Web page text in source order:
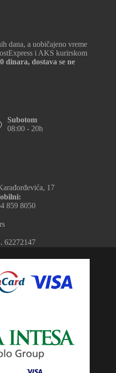
dana, a uobičajeno vreme
i AKS kurirskom
dinara, dostava se ne
Subotom
08:00 - 20h
17
859 8050
62272147